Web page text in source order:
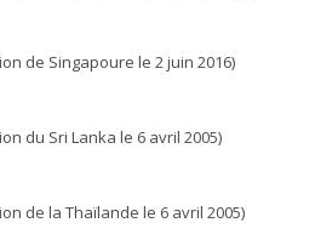
de Singapoure le 2 juin 2016)
du Sri Lanka le 6 avril 2005)
de la Thaïlande le 6 avril 2005)